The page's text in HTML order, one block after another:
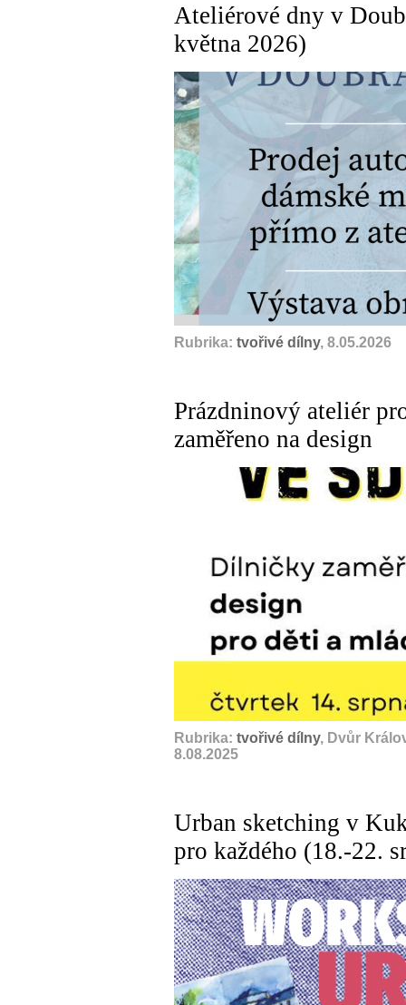
Ateliérové dny v
května 2026)
Rubrika: tvořivé dílny, 8.05.2026
Prázdninový ateliér
zaměřeno na design
Rubrika: tvořivé dílny, Dvůr
8.08.2025
Urban sketching v
pro každého (18.-22.